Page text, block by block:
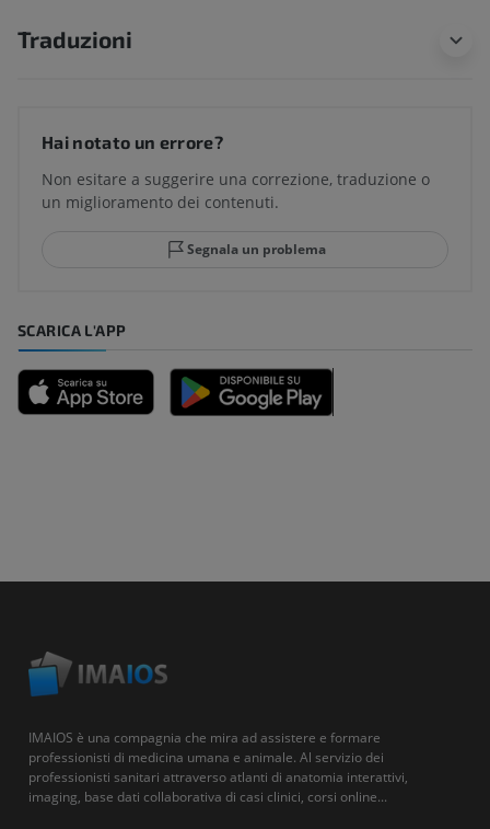
Traduzioni
Hai notato un errore?
Non esitare a suggerire una correzione, traduzione o
un miglioramento dei contenuti.
Segnala un problema
SCARICA L'APP
IMAIOS è una compagnia che mira ad assistere e formare
professionisti di medicina umana e animale. Al servizio dei
professionisti sanitari attraverso atlanti di anatomia interattivi,
imaging, base dati collaborativa di casi clinici, corsi online...